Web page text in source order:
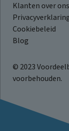
Klanten over ons
Cookiebeleid
Blog
© 2023
voorbehouden.